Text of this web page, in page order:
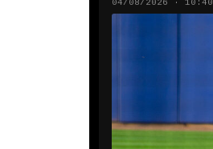
04/08/2026 · 10:40